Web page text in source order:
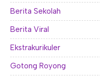
Berita Sekolah
Berita Viral
Ekstrakurikuler
Gotong Royong